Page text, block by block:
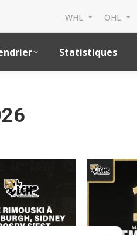
WHL OHL
Statistiques